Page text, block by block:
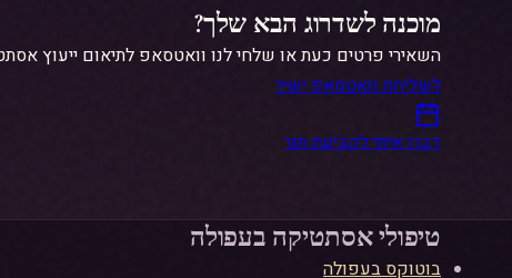
מוכנה לשדרוג הבא שלך?
השאירי פרטים כעת או שלחי לנו וואטסאפ לתיאום ייעוץ
לשליחת וואטסאפ ישיר
דברו איתי לקביעת תור
טיפולי אסתטיקה בעפולה
בוטוקסבעפולה